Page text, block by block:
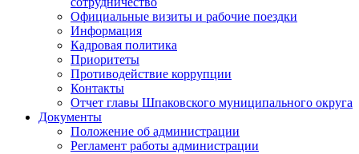
Официальные визиты и рабочие поездки
Информация
Кадровая политика
Приоритеты
Противодействие коррупции
Контакты
Отчет главы Шпаковского муниципального округа
Документы
Положение об администрации
Регламент работы администрации